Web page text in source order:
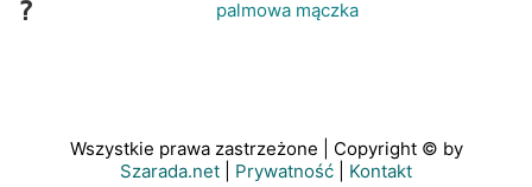
? palmowa mączka
Wszystkie prawa zastrzeżone | Copyright © by
Szarada.net
Prywatność Kontakt